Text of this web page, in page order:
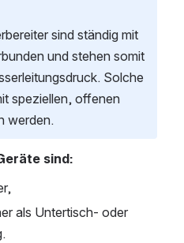
sind ständig mit
und stehen somit
Solche
speziellen, offenen
werden.
sind:
als Untertisch- oder